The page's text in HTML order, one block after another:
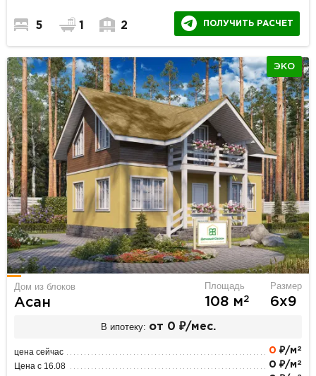
5 1 2 ПОЛУЧИТЬ РАСЧЕТ
ЭКО
Дом из блоков
Асан
Площадь
108 м2
Размер
6х9
В ипотеку: от 0 ₽/мес.
цена сейчас 0 ₽/м 2
Цена с 16.08 0 ₽/м 2